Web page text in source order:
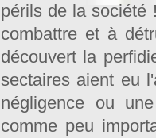
périls de la société
combattre et à
découvert la
sectaires aient eu
négligence ou
comme peu